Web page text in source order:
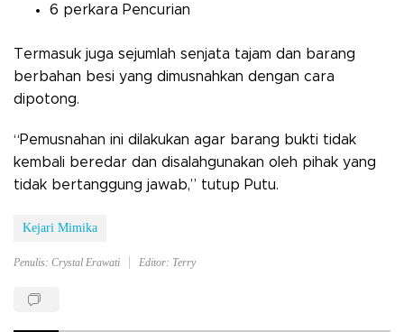
6 perkara Pencurian
Termasuk juga sejumlah senjata tajam dan barang
berbahan besi yang dimusnahkan dengan cara
dipotong.
“Pemusnahan ini dilakukan agar barang bukti tidak
kembali beredar dan disalahgunakan oleh pihak yang
tidak bertanggung jawab,” tutup Putu.
Kejari Mimika
Penulis: Crystal Erawati Editor: Terry